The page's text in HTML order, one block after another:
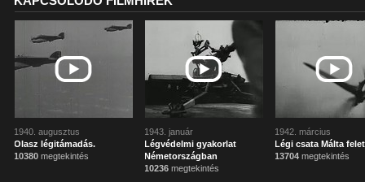
1940. augusztus
Olasz légitámadás.
10380 megtekintés
1943. január
Légvédelmi gyakorlat
Németországban
10236 megtekintés
1942. március
Légi csata Málta
13704 megtekintés